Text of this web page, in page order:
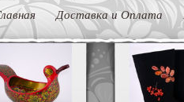
Доставка и Оплата